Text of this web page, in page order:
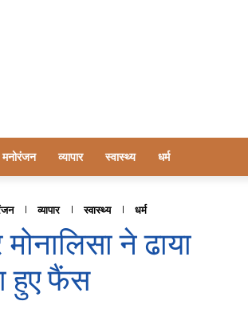
मनोरंजन व्यापार स्वास्थ्य धर्म
व्यापार स्वास्थ्य धर्म
ने ढाया
हुए फैंस